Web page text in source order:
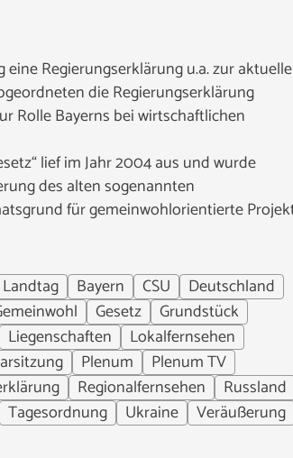
Regierungserklärung u.a. zur
die Regierungserklärung
Rolle Bayerns bei wirtschaftlichen
lief im Jahr 2004 aus und wurde
des alten sogenannten
für gemeinwohlorientierte
Bayern CSU
Deutschland
Gesetz
Grundstück
Liegenschaften
Lokalfernsehen
Plenum
Plenum TV
Regionalfernsehen
Russland
Tagesordnung Ukraine
Veräußerung